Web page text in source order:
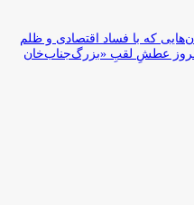
که با فساد اقتصادی و ظلم
عطشِ لقبِ «بزرگ‌جناب‌خان